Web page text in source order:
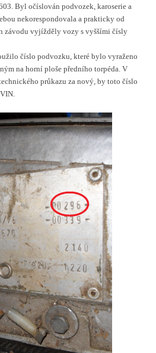
Byl očíslován podvozek, karoserie a
nekorespondovala a prakticky od
závodu vyjížděly vozy s vyššími čísly
číslo podvozku, které bylo vyraženo
na horní ploše předního torpéda. V
průkazu za nový, by toto číslo